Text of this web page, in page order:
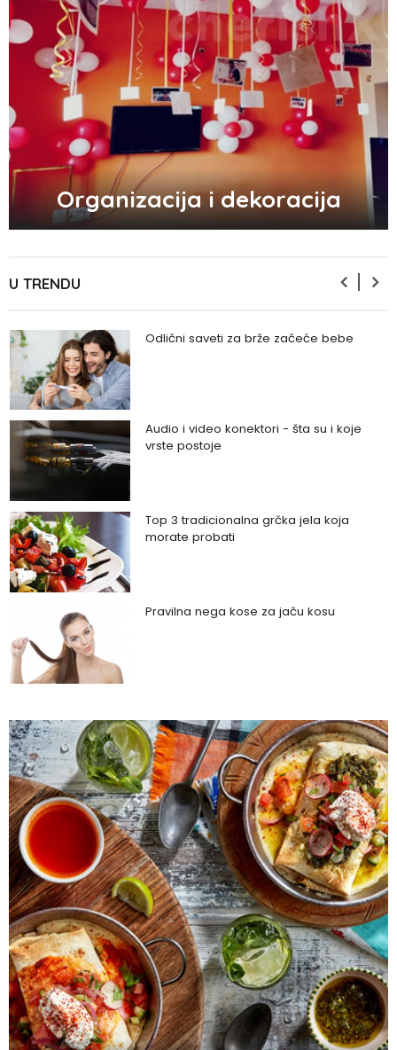
Organizacija i dekoracija
U TRENDU
Zašto se seksualni život gasi kako
prolaze godine braka?
5 načina kako da pobedite stres
Odlični saveti za brže začeće bebe
Audio i video konektori - šta su i koje
vrste postoje
Top 3 tradicionalna grčka jela koja
morate probati
Pravilna nega kose za jaču kosu
Šta su policistični jajnici i kako rešiti ovaj
problem?
Zašto trpimo loše veze i okolnosti koje
nam štete?
Zašto se seksualni život gasi kako
prolaze godine braka?